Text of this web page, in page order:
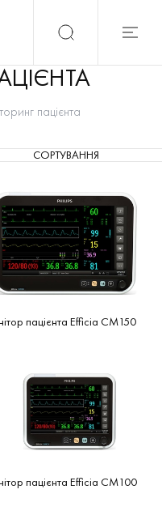
пацієнта
СОРТУВАННЯ
пацієнта Efficia CM150
пацієнта Efficia CM100